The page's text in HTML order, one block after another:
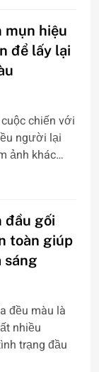
mụn hiệu
để lấy lại
chiến với
người lại
ảnh khác…
đầu gối
toàn giúp
sáng
đều màu là
nhiều
trạng đầu